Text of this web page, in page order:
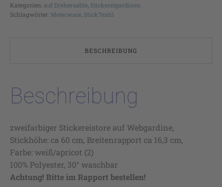
Kategorien: auf Drehersable Stickereigardinen
Schlagwörter: Meterware StickTextil
BESCHREIBUNG
Beschreibung
zweifarbiger Stickereistore auf Webgardine,
Stickhöhe: ca 60 cm, Breitenrapport ca 16,3 cm,
Farbe: weiß/apricot (2)
100% Polyester, 30° waschbar
Achtung! Bitte im Rapport bestellen!